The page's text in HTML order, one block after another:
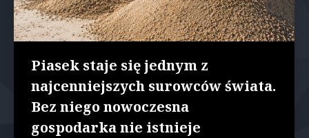
Piasek staje się jednym z
najcenniejszych surowców świata.
Bez niego nowoczesna
gospodarka nie istnieje